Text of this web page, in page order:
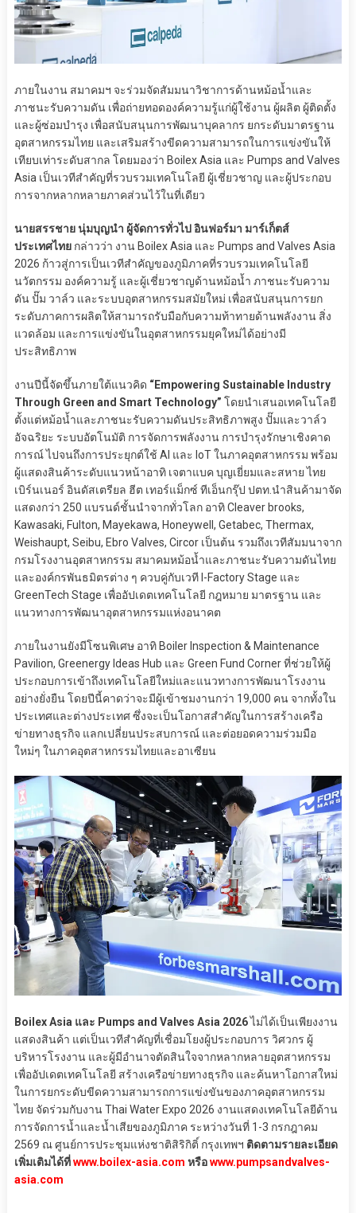
ภายในงาน สมาคมฯ จะร่วมจัดสัมมนาวิชาการด้านหม้อน้ำและ
ภาชนะรับความดัน เพื่อถ่ายทอดองค์ความรู้แก่ผู้ใช้งาน ผู้ผลิต ผู้ติดตั้ง
และผู้ซ่อมบำรุง เพื่อสนับสนุนการพัฒนาบุคลากร ยกระดับมาตรฐาน
อุตสาหกรรมไทย และเสริมสร้างขีดความสามารถในการแข่งขันให้
เทียบเท่าระดับสากล โดยมองว่า Boilex Asia และ Pumps and Valves
Asia เป็นเวทีสำคัญที่รวบรวมเทคโนโลยี ผู้เชี่ยวชาญ และผู้ประกอบ
การจากหลากหลายภาคส่วนไว้ในที่เดียว
นายสรรชาย นุ่มบุญนำ ผู้จัดการทั่วไป อินฟอร์มา มาร์เก็ตส์
ประเทศไทยกล่าวว่า งาน Boilex Asia และ Pumps and Valves Asia
2026 ก้าวสู่การเป็นเวทีสำคัญของภูมิภาคที่รวบรวมเทคโนโลยี
นวัตกรรม องค์ความรู้ และผู้เชี่ยวชาญด้านหม้อน้ำ ภาชนะรับความ
ดัน ปั๊ม วาล์ว และระบบอุตสาหกรรมสมัยใหม่ เพื่อสนับสนุนการยก
ระดับภาคการผลิตให้สามารถรับมือกับความท้าทายด้านพลังงาน สิ่ง
แวดล้อม และการแข่งขันในอุตสาหกรรมยุคใหม่ได้อย่างมี
ประสิทธิภาพ
งานปีนี้จัดขึ้นภายใต้แนวคิด “Empowering Sustainable Industry
Through Green and Smart Technology” โดยนำเสนอเทคโนโลยี
ตั้งแต่หม้อน้ำและภาชนะรับความดันประสิทธิภาพสูง ปั๊มและวาล์ว
อัจฉริยะ ระบบอัตโนมัติ การจัดการพลังงาน การบำรุงรักษาเชิงคาด
การณ์ ไปจนถึงการประยุกต์ใช้ AI และ IoT ในภาคอุตสาหกรรม พร้อม
ผู้แสดงสินค้าระดับแนวหน้าอาทิ เจตาแบค บุญเยี่ยมและสหาย ไทย
เบิร์นเนอร์ อินดัสเตรียล ฮีต เทอร์แม็กซ์ ทีเอ็นกรุ๊ป ปตท.นำสินค้ามาจัด
แสดงกว่า 250 แบรนด์ชั้นนำจากทั่วโลก อาทิ Cleaver brooks,
Kawasaki, Fulton, Mayekawa, Honeywell, Getabec, Thermax,
Weishaupt, Seibu, Ebro Valves, Circor เป็นต้น รวมถึงเวทีสัมมนาจาก
กรมโรงงานอุตสาหกรรม สมาคมหม้อน้ำและภาชนะรับความดันไทย
และองค์กรพันธมิตรต่าง ๆ ควบคู่กับเวที I-Factory Stage และ
GreenTech Stage เพื่ออัปเดตเทคโนโลยี กฎหมาย มาตรฐาน และ
แนวทางการพัฒนาอุตสาหกรรมแห่งอนาคต
ภายในงานยังมีโซนพิเศษ อาทิ Boiler Inspection & Maintenance
Pavilion, Greenergy Ideas Hub และ Green Fund Corner ที่ช่วยให้ผู้
ประกอบการเข้าถึงเทคโนโลยีใหม่และแนวทางการพัฒนาโรงงาน
อย่างยั่งยืน โดยปีนี้คาดว่าจะมีผู้เข้าชมงานกว่า 19,000 คน จากทั้งใน
ประเทศและต่างประเทศ ซึ่งจะเป็นโอกาสสำคัญในการสร้างเครือ
ข่ายทางธุรกิจ แลกเปลี่ยนประสบการณ์ และต่อยอดความร่วมมือ
ใหม่ๆ ในภาคอุตสาหกรรมไทยและอาเซียน
Boilex Asia และ Pumps and Valves Asia 2026ไม่ได้เป็นเพียงงาน
แสดงสินค้า แต่เป็นเวทีสำคัญที่เชื่อมโยงผู้ประกอบการ วิศวกร ผู้
บริหารโรงงาน และผู้มีอำนาจตัดสินใจจากหลากหลายอุตสาหกรรม
เพื่ออัปเดตเทคโนโลยี สร้างเครือข่ายทางธุรกิจ และค้นหาโอกาสใหม่
ในการยกระดับขีดความสามารถการแข่งขันของภาคอุตสาหกรรม
ไทย จัดร่วมกับงาน Thai Water Expo 2026 งานแสดงเทคโนโลยีด้าน
การจัดการน้ำและน้ำเสียของภูมิภาค ระหว่างวันที่ 1-3 กรกฎาคม
2569 ณ ศูนย์การประชุมแห่งชาติสิริกิติ์ กรุงเทพฯ ติดตามรายละเอียด
เพิ่มเติมได้ที่www.boilex-asia.com หรือwww.pumpsandvalves-
asia.com